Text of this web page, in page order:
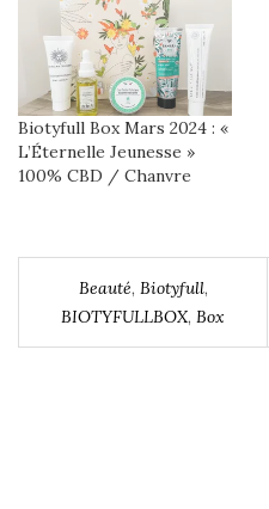
Biotyfull Box Mars 2024 : «
L’Éternelle Jeunesse »
100% CBD / Chanvre
Beauté, Biotyfull,
BIOTYFULLBOX, Box